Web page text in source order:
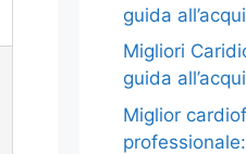
guida
Migliori
guida
Miglior